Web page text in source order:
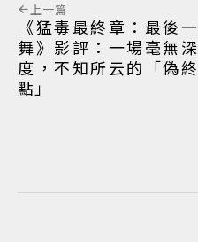
上一篇
《猛毒最終章：最後一
舞》影評：一場毫無深
度，不知所云的「偽終
點」